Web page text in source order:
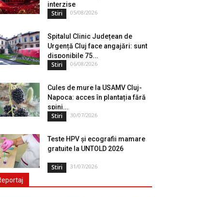
interzise
Stiri 05/08/2026
Spitalul Clinic Județean de
Urgență Cluj face angajări: sunt
disponibile 75...
Stiri 06/08/2026
Cules de mure la USAMV Cluj-
Napoca: acces în plantația fără
spini...
Stiri 30/07/2026
Teste HPV și ecografii mamare
gratuite la UNTOLD 2026
Stiri 31/07/2026